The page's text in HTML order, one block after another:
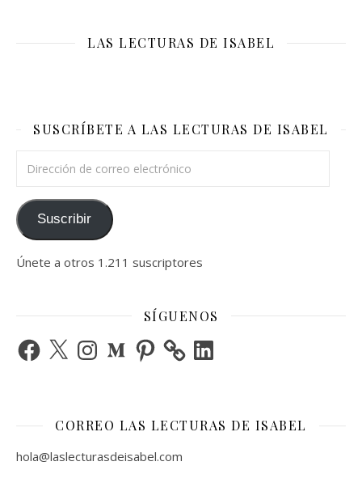
LAS LECTURAS DE ISABEL
SUSCRÍBETE A LAS LECTURAS DE ISABEL
Suscribir
Únete a otros 1.211 suscriptores
SÍGUENOS
Facebook
X InstagramMediumPinterest LinkedIn
CORREO LAS LECTURAS DE ISABEL
hola@laslecturasdeisabel.com